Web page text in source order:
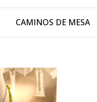
CAMINOS DE MESA